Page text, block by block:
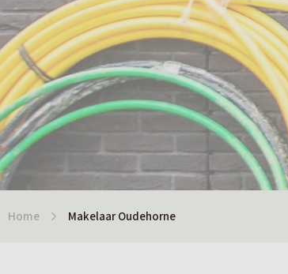
Home Makelaar Oudehorne